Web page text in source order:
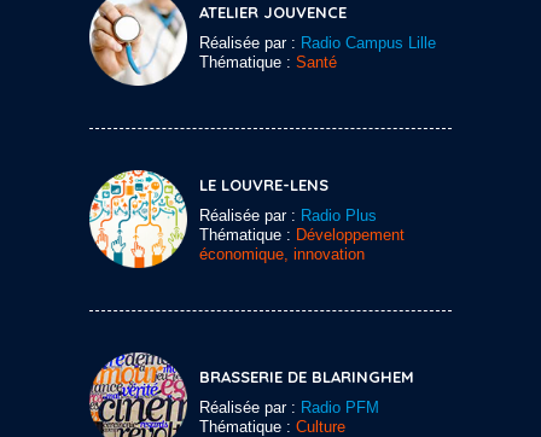
ATELIER JOUVENCE
Réalisée par : Radio Campus Lille
Thématique : Santé
LE LOUVRE-LENS
Réalisée par : Radio Plus
Thématique : Développement
économique, innovation
BRASSERIE DE BLARINGHEM
Réalisée par : Radio PFM
Thématique : Culture